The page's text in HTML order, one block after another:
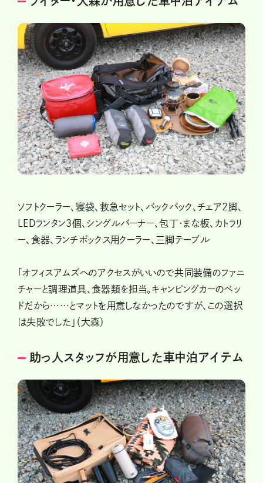
ソフトクーラー、寝袋、救急セット、バックパック、チェア2脚、
LEDランタン3個、シングルバーナー、包丁・まな板、カトラリ
ー、食器、ランチボックス用クーラー、三脚テーブル
「オフィスアムズへのアクセスがいいので共同装備のファニ
チャーと調理道具、食器類を担当。キャンピングカーのベッ
ドだから……とマットを用意しなかったのですが、この選択
は失敗でした」（大森）
助っ人スタッフが用意した車中泊アイテム